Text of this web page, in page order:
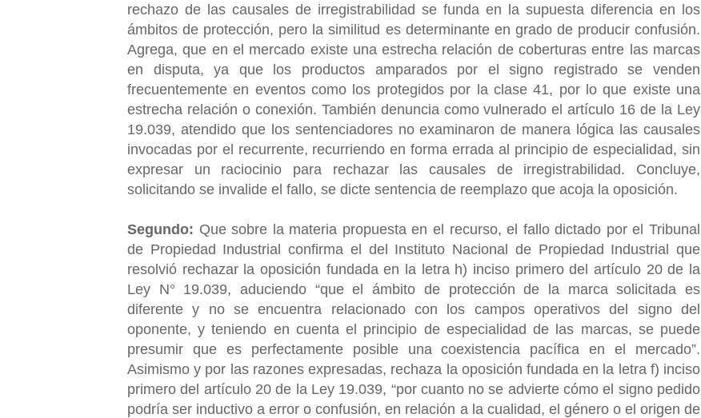
rechazo de las causales de irregistrabilidad se funda en la supuesta diferencia en los
ámbitos de protección, pero la similitud es determinante en grado de producir confusión.
Agrega, que en el mercado existe una estrecha relación de coberturas entre las marcas
en disputa, ya que los productos amparados por el signo registrado se venden
frecuentemente en eventos como los protegidos por la clase 41, por lo que existe una
estrecha relación o conexión. También denuncia como vulnerado el artículo 16 de la Ley
19.039, atendido que los sentenciadores no examinaron de manera lógica las causales
invocadas por el recurrente, recurriendo en forma errada al principio de especialidad, sin
expresar un raciocinio para rechazar las causales de irregistrabilidad. Concluye,
solicitando se invalide el fallo, se dicte sentencia de reemplazo que acoja la oposición.
Segundo: Que sobre la materia propuesta en el recurso, el fallo dictado por el Tribunal
de Propiedad Industrial confirma el del Instituto Nacional de Propiedad Industrial que
resolvió rechazar la oposición fundada en la letra h) inciso primero del artículo 20 de la
Ley N° 19.039, aduciendo “que el ámbito de protección de la marca solicitada es
diferente y no se encuentra relacionado con los campos operativos del signo del
oponente, y teniendo en cuenta el principio de especialidad de las marcas, se puede
presumir que es perfectamente posible una coexistencia pacífica en el mercado”.
Asimismo y por las razones expresadas, rechaza la oposición fundada en la letra f) inciso
primero del artículo 20 de la Ley 19.039, “por cuanto no se advierte cómo el signo pedido
podría ser inductivo a error o confusión, en relación a la cualidad, el género o el origen de